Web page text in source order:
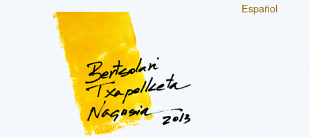
Español
aurreratua…